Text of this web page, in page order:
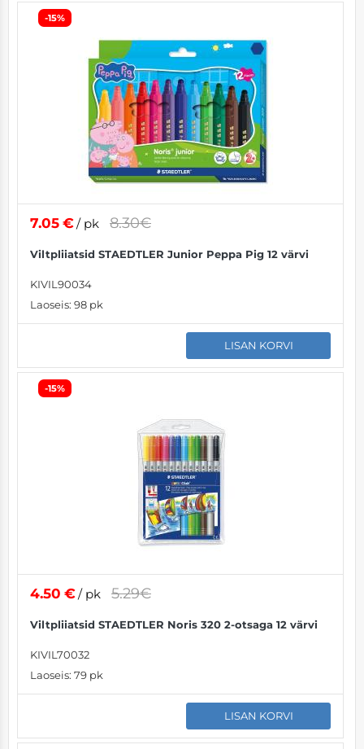
-15%
7.05 €/ pk 8.30€
Viltpliiatsid STAEDTLER Junior Peppa Pig 12 värvi
KIVIL90034
Laoseis: 98 pk
LISAN KORVI
-15%
4.50 €/ pk 5.29€
Viltpliiatsid STAEDTLER Noris 320 2-otsaga 12 värvi
KIVIL70032
Laoseis: 79 pk
LISAN KORVI